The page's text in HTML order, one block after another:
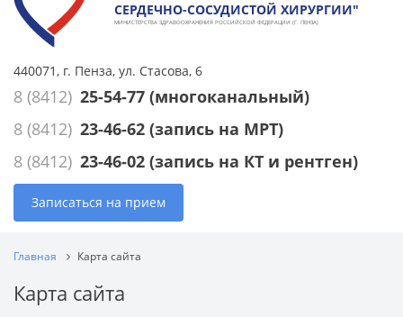
СЕРДЕЧНО-СОСУДИСТОЙ ХИРУРГИИ"
МИНИСТЕРСТВА ЗДРАВООХРАНЕНИЯ РОССИЙСКОЙ ФЕДЕРАЦИИ (Г. ПЕНЗА)
440071, г. Пенза, ул. Стасова, 6
8 (8412) 25-54-77 (многоканальный)
8 (8412) 23-46-62 (запись на МРТ)
8 (8412) 23-46-02 (запись на КТ и рентген)
Записаться на прием
Главная Карта сайта
Карта сайта